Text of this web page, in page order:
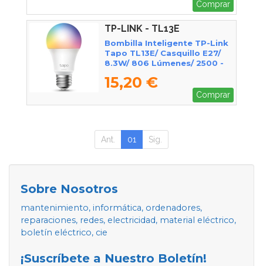
Comprar
TP-LINK - TL13E
Bombilla Inteligente TP-Link
Tapo TL13E/ Casquillo E27/
8.3W/ 806 Lúmenes/ 2500 -
15,20 €
Comprar
Ant. 01 Sig.
Sobre Nosotros
mantenimiento, informática, ordenadores,
reparaciones, redes, electricidad, material eléctrico,
boletín eléctrico, cie
¡Suscríbete a Nuestro Boletín!